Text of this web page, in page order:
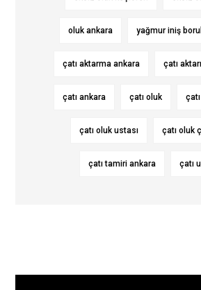
oluk ankara yağmur iniş
çatı aktarma ankara çatı
çatı ankara çatı oluk
çatı oluk ustası çatı oluk
çatı tamiri ankara çatı